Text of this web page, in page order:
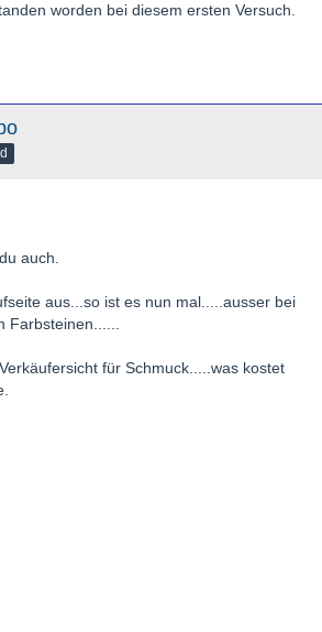
worden bei diesem ersten Versuch.
auch.
aus...so ist es nun mal.....ausser bei
Farbsteinen......
für Schmuck.....was kostet